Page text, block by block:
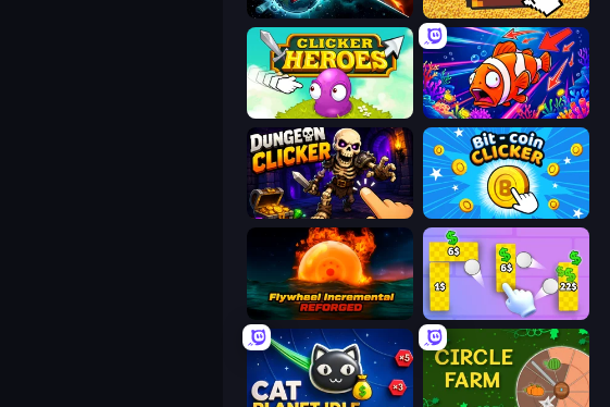
PlanetCrush 2 Treasure Hunt Idle
Clicker Heroes Fish Catch Idle
Dungeon Clicker Bit-coin Clicker
Flywheel Incremental: Reforged Money Ping Pong